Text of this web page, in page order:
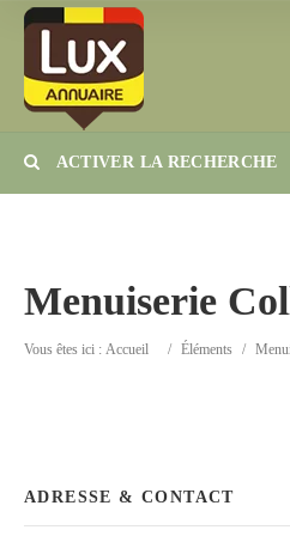
ACTIVER LA RECHERCHE
Menuiserie
Vous êtes ici : Accueil / Éléments /
ADRESSE & CONTACT